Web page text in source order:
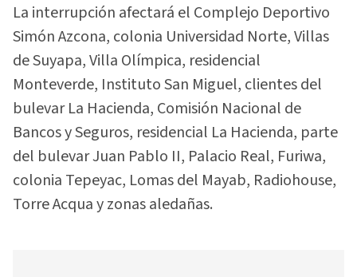
La interrupción afectará el Complejo Deportivo
Simón Azcona, colonia Universidad Norte, Villas
de Suyapa, Villa Olímpica, residencial
Monteverde, Instituto San Miguel, clientes del
bulevar La Hacienda, Comisión Nacional de
Bancos y Seguros, residencial La Hacienda, parte
del bulevar Juan Pablo II, Palacio Real, Furiwa,
colonia Tepeyac, Lomas del Mayab, Radiohouse,
Torre Acqua y zonas aledañas.